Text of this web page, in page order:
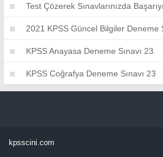
Test Çözerek Sınavlarınızda
2021 KPSS Güncel Bilgiler Deneme
KPSS Anayasa Deneme Sınavı 23
KPSS Coğrafya Deneme Sınavı 23
kpsscini.com